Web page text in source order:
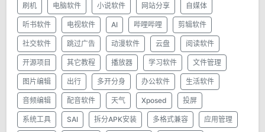
刷机 电脑软件 小说软件 网站分享 自媒体
听书软件 电视软件 AI 哔哩哔哩 剪辑软件
社交软件 跳过广告 动漫软件 云盘 阅读软件
开源项目 其它教程 播放器 学习软件 文件管理
图片编辑 出行 多开分身 办公软件 生活软件
音频编辑 配音软件 天气 Xposed 投屏
系统工具 SAI 拆分APK安装 多格式兼容 应用管理